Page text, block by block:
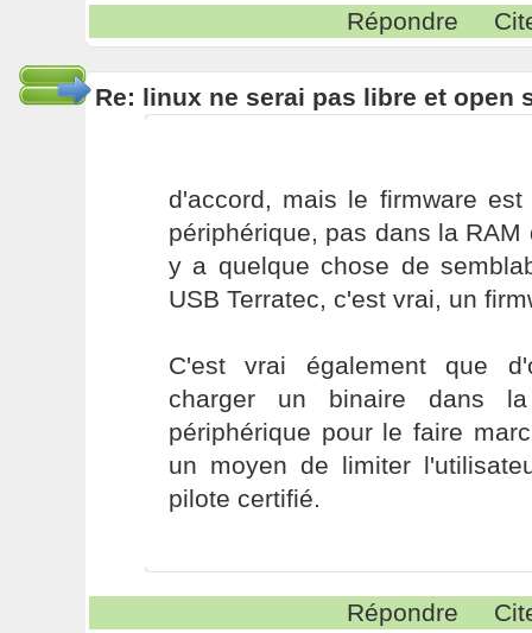
Répondre
Re: linux ne serai pas libre et open
d'accord, mais le firmware
périphérique, pas dans la
y a quelque chose de
USB Terratec, c'est vrai, un
C'est vrai également que
charger un binaire dans
périphérique pour le faire
un moyen de limiter
pilote certifié.
Répondre